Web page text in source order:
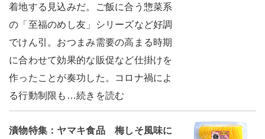
着地する見込みだ。ご飯に合う惣菜系
の「至福のめし友」シリーズなど好調
でけん引。おつまみ需要の高まる時期
に合わせて効果的な販促など仕掛けを
作ったことが奏功した。コロナ禍によ
る行動制限も…続きを読む
漬物特集：ヤマキ食品 梅しそ風味に